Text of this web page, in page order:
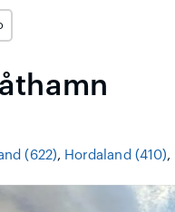
(622), Hordaland (410),